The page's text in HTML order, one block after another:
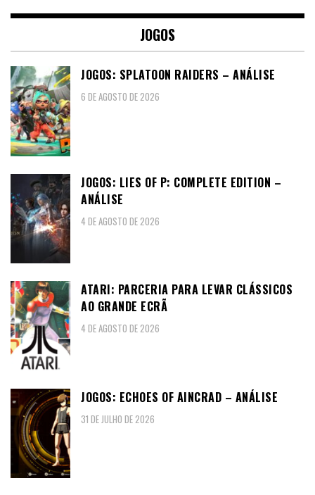
JOGOS
JOGOS: SPLATOON RAIDERS – ANÁLISE
6 DE AGOSTO DE 2026
JOGOS: LIES OF P: COMPLETE EDITION –
ANÁLISE
4 DE AGOSTO DE 2026
ATARI: PARCERIA PARA LEVAR CLÁSSICOS
AO GRANDE ECRÃ
4 DE AGOSTO DE 2026
JOGOS: ECHOES OF AINCRAD – ANÁLISE
31 DE JULHO DE 2026